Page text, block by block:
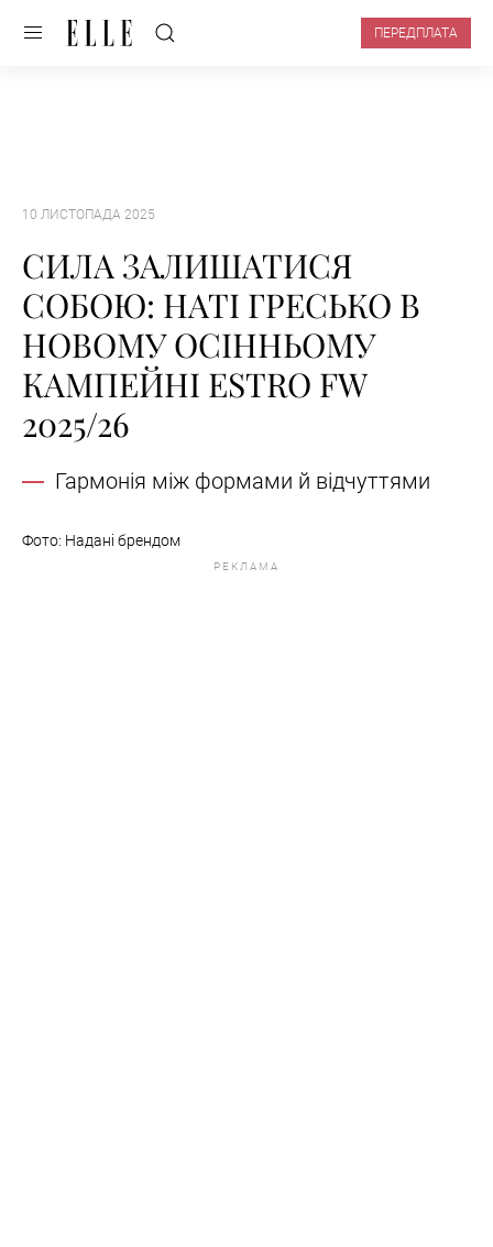
ПЕРЕДПЛАТА
10 ЛИСТОПАДА 2025
СИЛА ЗАЛИШАТИСЯ
СОБОЮ: НАТІ ГРЕСЬКО В
НОВОМУ ОСІННЬОМУ
КАМПЕЙНІ ESTRO FW
2025/26
Гармонія між формами й відчуттями
Фото: Надані брендом
РЕКЛАМА